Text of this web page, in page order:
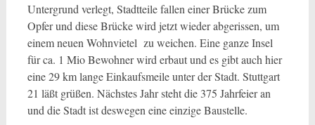
Untergrund verlegt, Stadtteile fallen einer Brücke zum
Opfer und diese Brücke wird jetzt wieder abgerissen, um
einem neuen Wohnvietel zu weichen. Eine ganze Insel
für ca. 1 Mio Bewohner wird erbaut und es gibt auch hier
eine 29 km lange Einkaufsmeile unter der Stadt. Stuttgart
21 läßt grüßen. Nächstes Jahr steht die 375 Jahrfeier an
und die Stadt ist deswegen eine einzige Baustelle.